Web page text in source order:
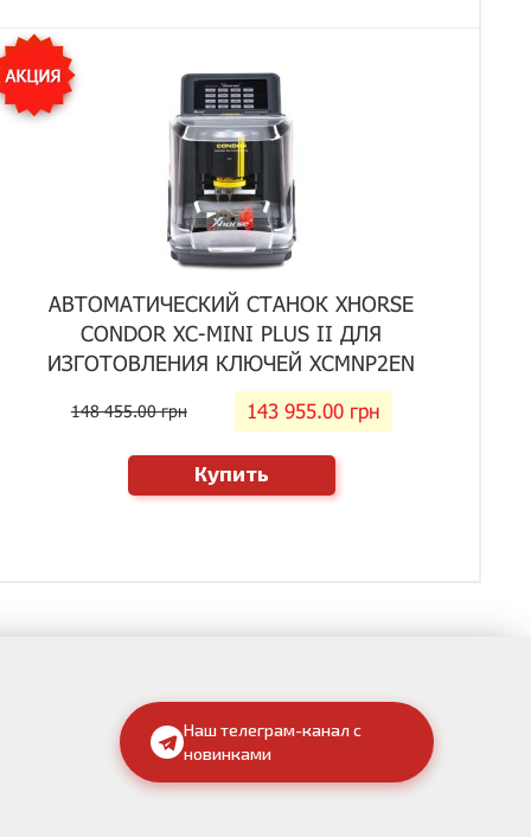
АВТОМАТИЧЕСКИЙ СТАНОК XHORSE
CONDOR XC-MINI PLUS II ДЛЯ
ИЗГОТОВЛЕНИЯ КЛЮЧЕЙ XCMNP2EN
148 455.00 грн 143 955.00 грн
Купить
Наш телеграм-канал с
новинками